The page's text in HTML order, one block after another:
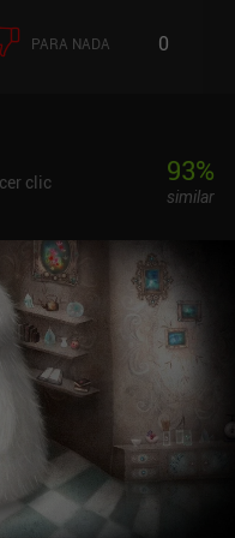
llegando a su fin, solo
juego
notas, sacar
ilegales y, por si fuera
la
en la mente de las
nunca revelarían por
se encuentran
del juego, pero, debido a
Cada
una cantidad específica,
si hay algo más
en su lugar. Es
en una sola partida y, a
o tengamos
de nuevo, esta vez
PARA NADA 0
clic
93%
similar